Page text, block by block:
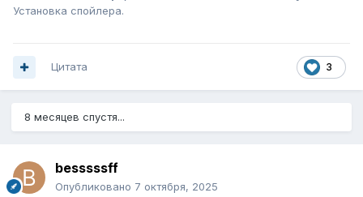
Установка спойлера.
3
Цитата
8 месяцев спустя...
besssssff
Опубликовано 7 октября, 2025